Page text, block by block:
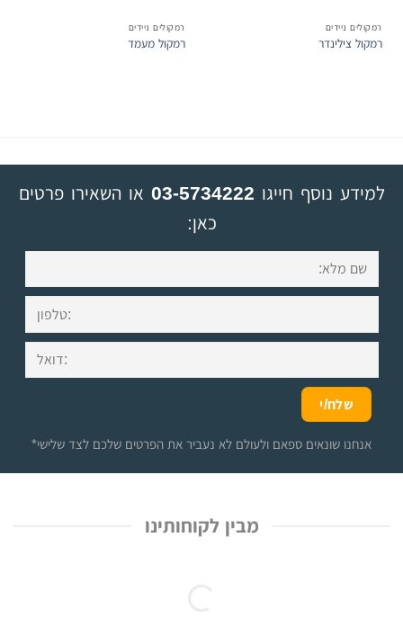
רמקולים ניידים
רמקול צילינדר
רמקולים ניידים
רמקול מעמד
למידע נוסף חייגו 03-5734222 או השאירו פרטים
כאן:
*אנחנו שונאים ספאם ולעולם לא נעביר את הפרטים שלכם לצד שלישי
מבין לקוחותינו